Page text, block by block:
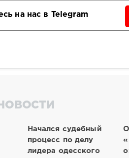
на нас в Telegram
Начался судебный
процесс по делу
лидера одесского